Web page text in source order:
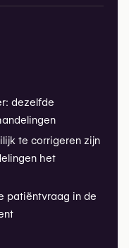
dezelfde
te corrigeren zijn
het
patiëntvraag in de